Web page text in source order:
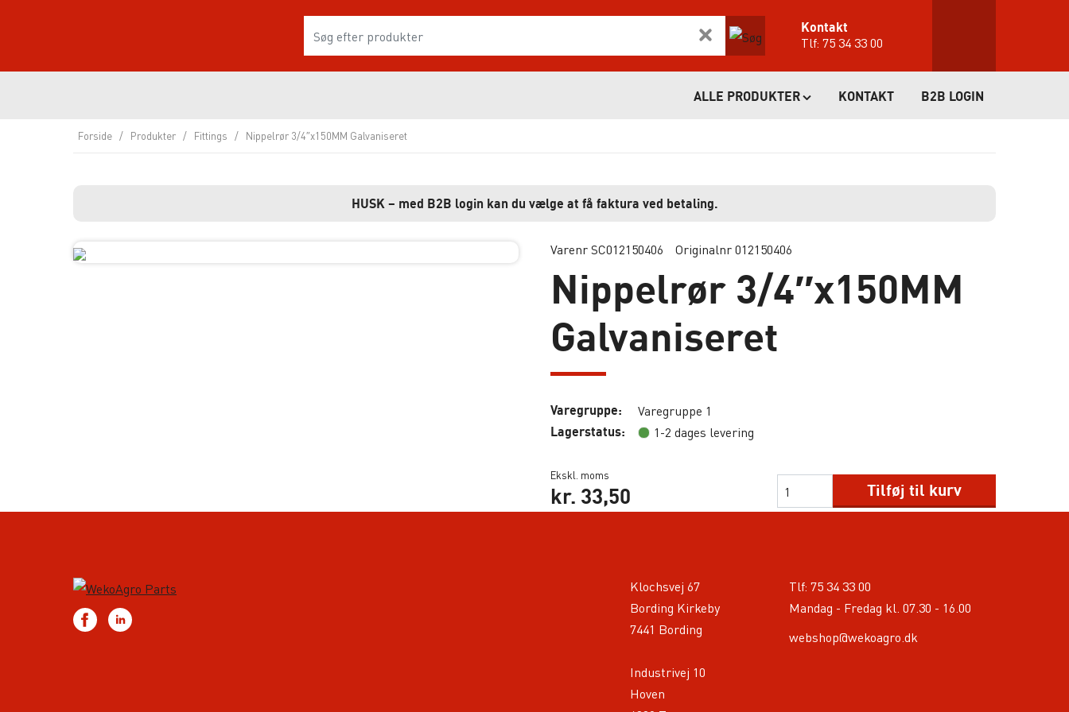
Kontakt
Tlf:75 34 33 00
ALLE PRODUKTER KONTAKT B2B LOGIN
Forside / Produkter / Fittings / Nippelrør 3/4″x150MM Galvaniseret
HUSK – med B2B login kan du vælge at få faktura ved betaling.
Varenr SC012150406 Originalnr 012150406
Nippelrør 3/4″x150MM
Galvaniseret
Varegruppe: Varegruppe 1
Lagerstatus: 1-2 dages levering
Ekskl. moms
kr. 33,50 Tilføj til kurv
Klochsvej 67
Bording Kirkeby
7441 Bording
Industrivej 10
Hoven
Tlf: 75 34 33 00
Mandag - Fredag kl. 07.30 - 16.00
webshop@wekoagro.dk